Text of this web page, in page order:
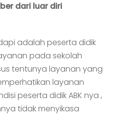
dari luar diri
adalah peserta didik
pada sekolah
tentunya layanan yang
layanan
peserta didik ABK nya ,
tidak menyikasa